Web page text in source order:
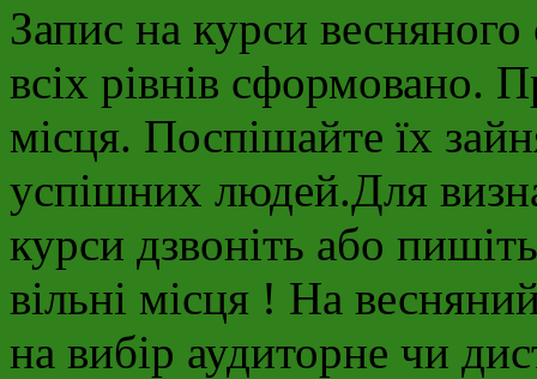
Запис на курси
всіх рівнів сформовано.
місця. Поспішайте їх
успішних людей.Для
курси дзвоніть або
вільні місця ! На
на вибір аудиторне чи